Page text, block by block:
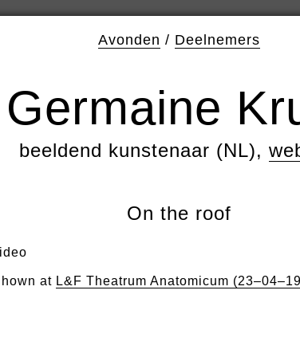
Avonden / Deelnemers
Germaine
beeldend kunstenaar (NL),
On the roof
at L&F Theatrum Anatomicum